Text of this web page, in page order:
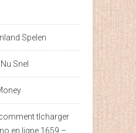
Spelen
Snel
tlcharger
en ligne.1659 –